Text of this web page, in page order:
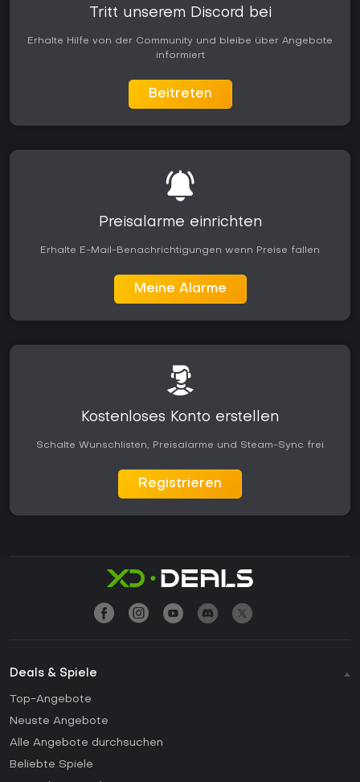
Tritt unserem Discord bei
Erhalte Hilfe von der Community und bleibe über Angebote
informiert
Beitreten
Preisalarme einrichten
Erhalte E-Mail-Benachrichtigungen wenn Preise fallen
Meine Alarme
Kostenloses Konto erstellen
Schalte Wunschlisten, Preisalarme und Steam-Sync frei
Registrieren
Deals & Spiele
Top-Angebote
Neuste Angebote
Alle Angebote durchsuchen
Beliebte Spiele